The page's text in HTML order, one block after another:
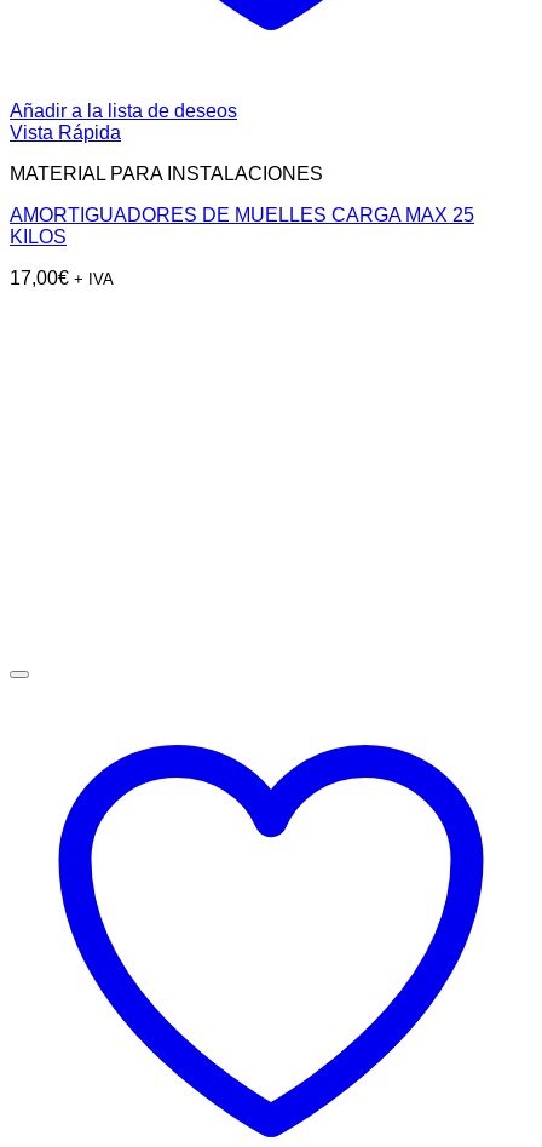
Añadir a la lista de deseos
Vista Rápida
MATERIAL PARA INSTALACIONES
AMORTIGUADORES DE MUELLES CARGA MAX 25
KILOS
17,00€ + IVA